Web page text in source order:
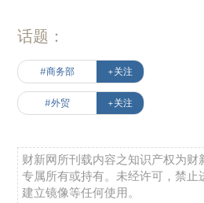
话题：
#商务部 +关注
#外贸 +关注
财新网所刊载内容之知识产权为财
专属所有或持有。未经许可，禁止
建立镜像等任何使用。